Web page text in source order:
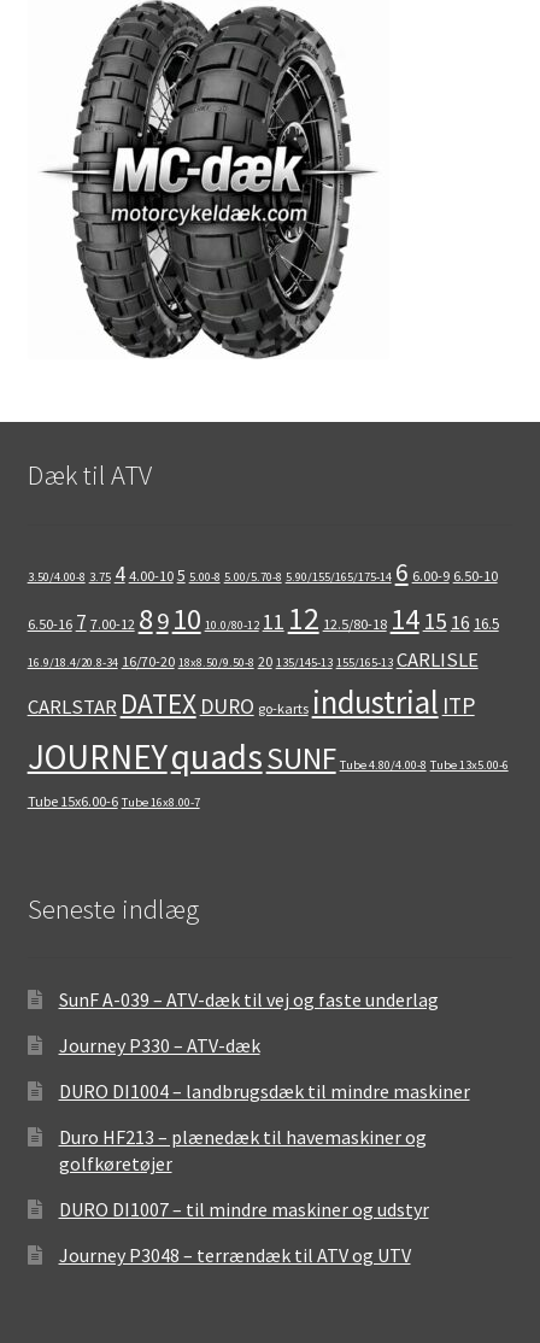
Dæk til ATV
3.50/4.00-8 3.75 4 4.00-10 5 5.00-8 5.00/5.70-8 5.90/155/165/175-14 6 6.00-9 6.50-10
6.50-16 7 7.00-12 89 10 10.0/80-12 11 12 12.5/80-18 14 15 16 16.5
16.9/18.4/20.8-34 16/70-20 18x8.50/9.50-8 20 135/145-13 155/165-13 CARLISLE
CARLSTAR DATEX DURO go-karts industrial ITP
JOURNEYquadsSUNF Tube 4.80/4.00-8 Tube 13x5.00-6
Tube 15x6.00-6 Tube 16x8.00-7
Seneste indlæg
SunF A-039 – ATV-dæk til vej og faste underlag
Journey P330 – ATV-dæk
DURO DI1004 – landbrugsdæk til mindre maskiner
Duro HF213 – plænedæk til havemaskiner og
golfkøretøjer
DURO DI1007 – til mindre maskiner og udstyr
Journey P3048 – terrændæk til ATV og UTV